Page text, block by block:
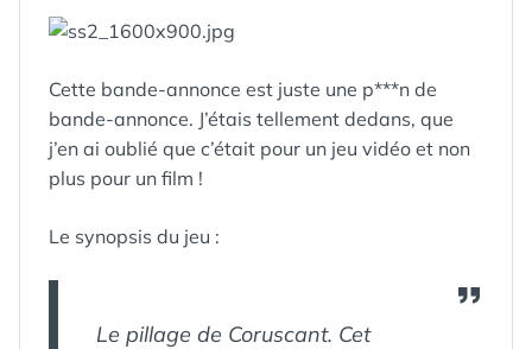
PARIS
Cette bande-annonce est juste une p***n de
bande-annonce. J’étais tellement dedans, que
j’en ai oublié que c’était pour un jeu vidéo et non
plus pour un film !
Le synopsis du jeu :
Le pillage de Coruscant. Cet